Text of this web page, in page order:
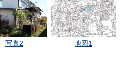
写真2 地図1